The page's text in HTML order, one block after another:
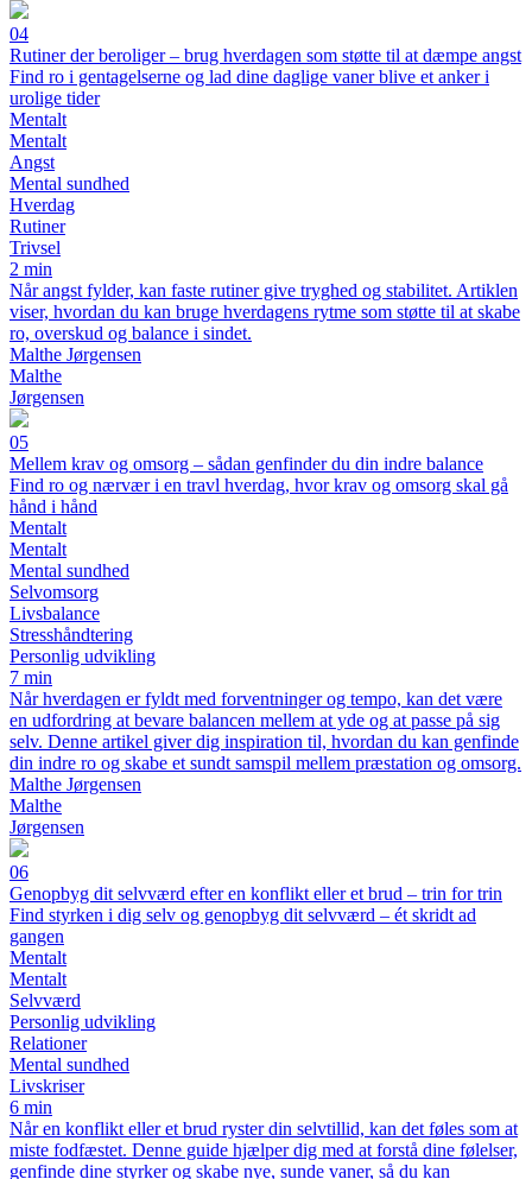
04
Rutiner der beroliger – brug hverdagen som støtte til at dæmpe angst
Find ro i gentagelserne og lad dine daglige vaner blive et anker i
urolige tider
Mentalt
Mentalt
Angst
Mental sundhed
Hverdag
Rutiner
Trivsel
2 min
Når angst fylder, kan faste rutiner give tryghed og stabilitet. Artiklen
viser, hvordan du kan bruge hverdagens rytme som støtte til at skabe
ro, overskud og balance i sindet.
Malthe Jørgensen
Malthe
Jørgensen
05
Mellem krav og omsorg – sådan genfinder du din indre balance
Find ro og nærvær i en travl hverdag, hvor krav og omsorg skal gå
hånd i hånd
Mentalt
Mentalt
Mental sundhed
Selvomsorg
Livsbalance
Stresshåndtering
Personlig udvikling
7 min
Når hverdagen er fyldt med forventninger og tempo, kan det være
en udfordring at bevare balancen mellem at yde og at passe på sig
selv. Denne artikel giver dig inspiration til, hvordan du kan genfinde
din indre ro og skabe et sundt samspil mellem præstation og omsorg.
Malthe Jørgensen
Malthe
Jørgensen
06
Genopbyg dit selvværd efter en konflikt eller et brud – trin for trin
Find styrken i dig selv og genopbyg dit selvværd – ét skridt ad
gangen
Mentalt
Mentalt
Selvværd
Personlig udvikling
Relationer
Mental sundhed
Livskriser
6 min
Når en konflikt eller et brud ryster din selvtillid, kan det føles som at
miste fodfæstet. Denne guide hjælper dig med at forstå dine følelser,
genfinde dine styrker og skabe nye, sunde vaner, så du kan